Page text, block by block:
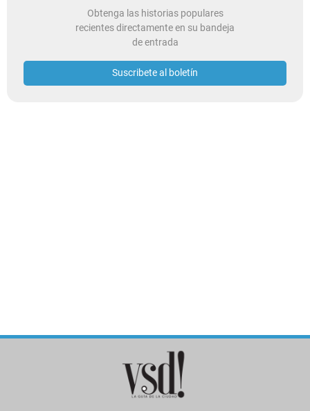
Obtenga las historias populares
recientes directamente en su bandeja
de entrada
Suscribete al boletín